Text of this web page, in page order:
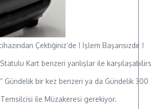
Çektiğiniz’de ! İşlem Başarısızdır !
Kart benzeri yanlışlar ile
bir kez benzeri ya da Gündelik
Temsilcisi ile Müzakeresi gerekiyor.